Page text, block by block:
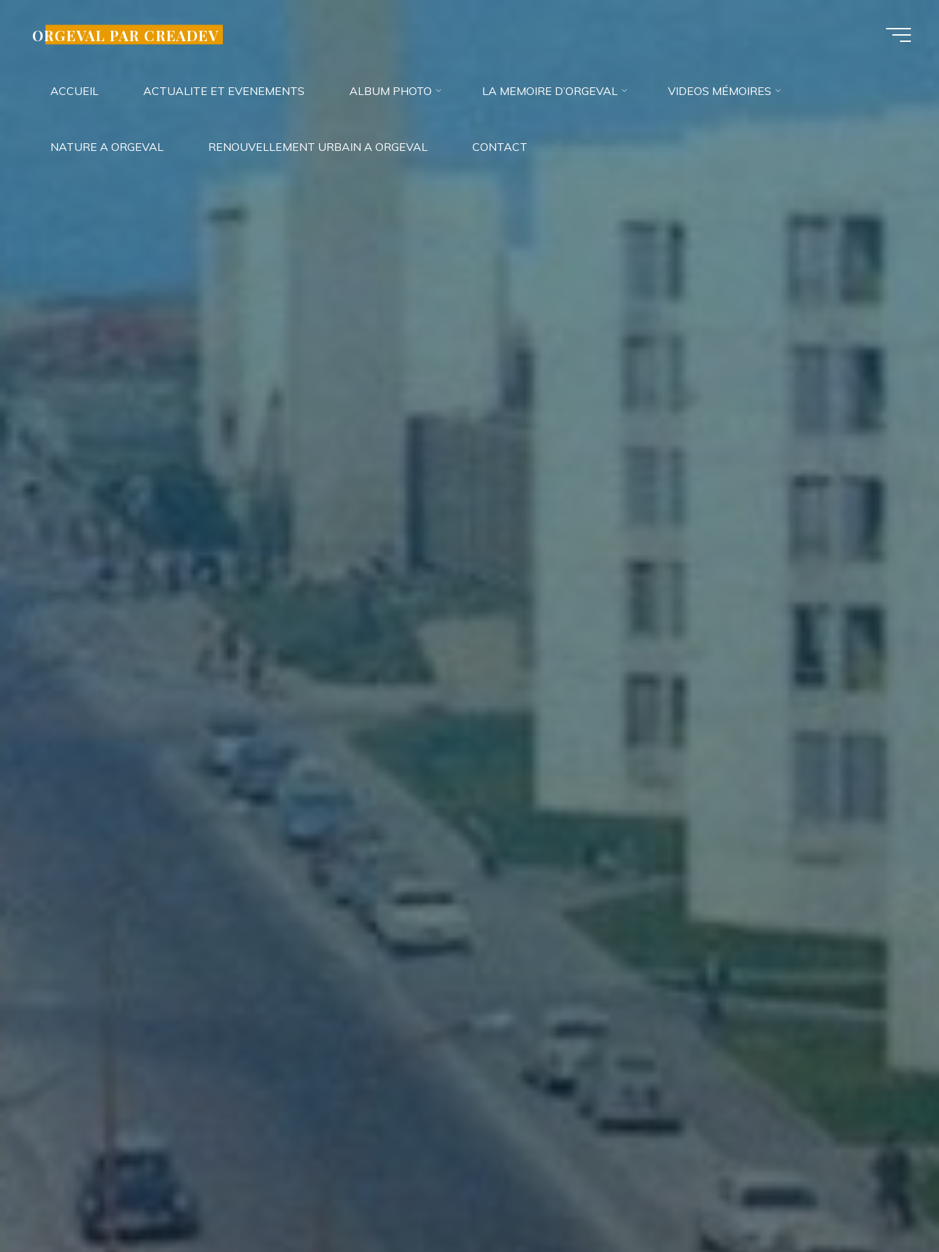
ORGEVAL PAR CREADEV
ACCUEIL ACTUALITE ET EVENEMENTS ALBUM PHOTO LA MEMOIRE D’ORGEVAL VIDEOS MÉMOIRES
NATURE A ORGEVAL RENOUVELLEMENT URBAIN A ORGEVAL CONTACT